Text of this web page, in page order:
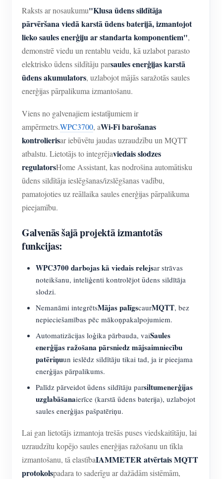
Virtuālais skaitītājs
Enerģijas prognozēšanas un simulācijas sistēma
Lietojumprogrammas
Saules PV sistēmas enerģijas monitors
PV sildītāja vadības sistēma
Mājas automatizācija
Rūpnīcas enerģijas uzraudzība
Veikals
Produkta īsais ievads
Dokuments
Apmācības video
FAQ
Jaunumi
kopiena
Izstrādātājs
Izpētīt
Atlīdzības programma
Sazināties
Par mums
Raksts ar nosaukumu"Klusa ūdens sildītāja
pārvēršana viedā karstā ūdens baterijā, izmantojot
lieko saules enerģiju ar standarta komponentiem",
demonstrē viedu un rentablu veidu, kā uzlabot parasto
elektrisko ūdens sildītāju parsaules enerģijas karstā
ūdens akumulators, uzlabojot mājās saražotās saules
enerģijas pārpalikuma izmantošanu.
Viens no galvenajiem iestatījumiem ir
ampērmetrs.WPC3700, aWi-Fi barošanas
kontrolierisar iebūvētu jaudas uzraudzību un MQTT
atbalstu. Lietotājs to integrējaviedais slodzes
regulatorsHome Assistant, kas nodrošina automātisku
ūdens sildītāja ieslēgšanas/izslēgšanas vadību,
pamatojoties uz reāllaika saules enerģijas pārpalikuma
pieejamību.
Galvenās šajā projektā izmantotās
funkcijas:
WPC3700 darbojas kā viedais relejsar strāvas
noteikšanu, inteliģenti kontrolējot ūdens sildītāja
slodzi.
Nemanāmi integrētsMājas palīgscaurMQTT, bez
nepieciešamības pēc mākoņpakalpojumiem.
Automatizācijas loģika pārbauda, vaiSaules
enerģijas ražošana pārsniedz mājsaimniecību
patēriņuun ieslēdz sildītāju tikai tad, ja ir pieejama
enerģijas pārpalikums.
Palīdz pārveidot ūdens sildītāju parsiltumenerģijas
uzglabāšanaierīce (karstā ūdens baterija), uzlabojot
saules enerģijas pašpatēriņu.
Lai gan lietotājs izmantoja trešās puses viedskaitītāju, lai
uzraudzītu kopējo saules enerģijas ražošanu un tīkla
izmantošanu, tā elastībaIAMMETER atvērtais MQTT
protokolspadara to saderīgu ar dažādām sistēmām,